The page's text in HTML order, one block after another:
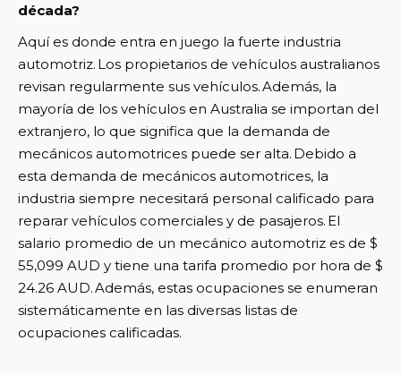
década?
Aquí es donde entra en juego la fuerte industria
automotriz. Los propietarios de vehículos australianos
revisan regularmente sus vehículos. Además, la
mayoría de los vehículos en Australia se importan del
extranjero, lo que significa que la demanda de
mecánicos automotrices puede ser alta. Debido a
esta demanda de mecánicos automotrices, la
industria siempre necesitará personal calificado para
reparar vehículos comerciales y de pasajeros. El
salario promedio de un mecánico automotriz es de $
55,099 AUD y tiene una tarifa promedio por hora de $
24.26 AUD. Además, estas ocupaciones se enumeran
sistemáticamente en las diversas listas de
ocupaciones calificadas.